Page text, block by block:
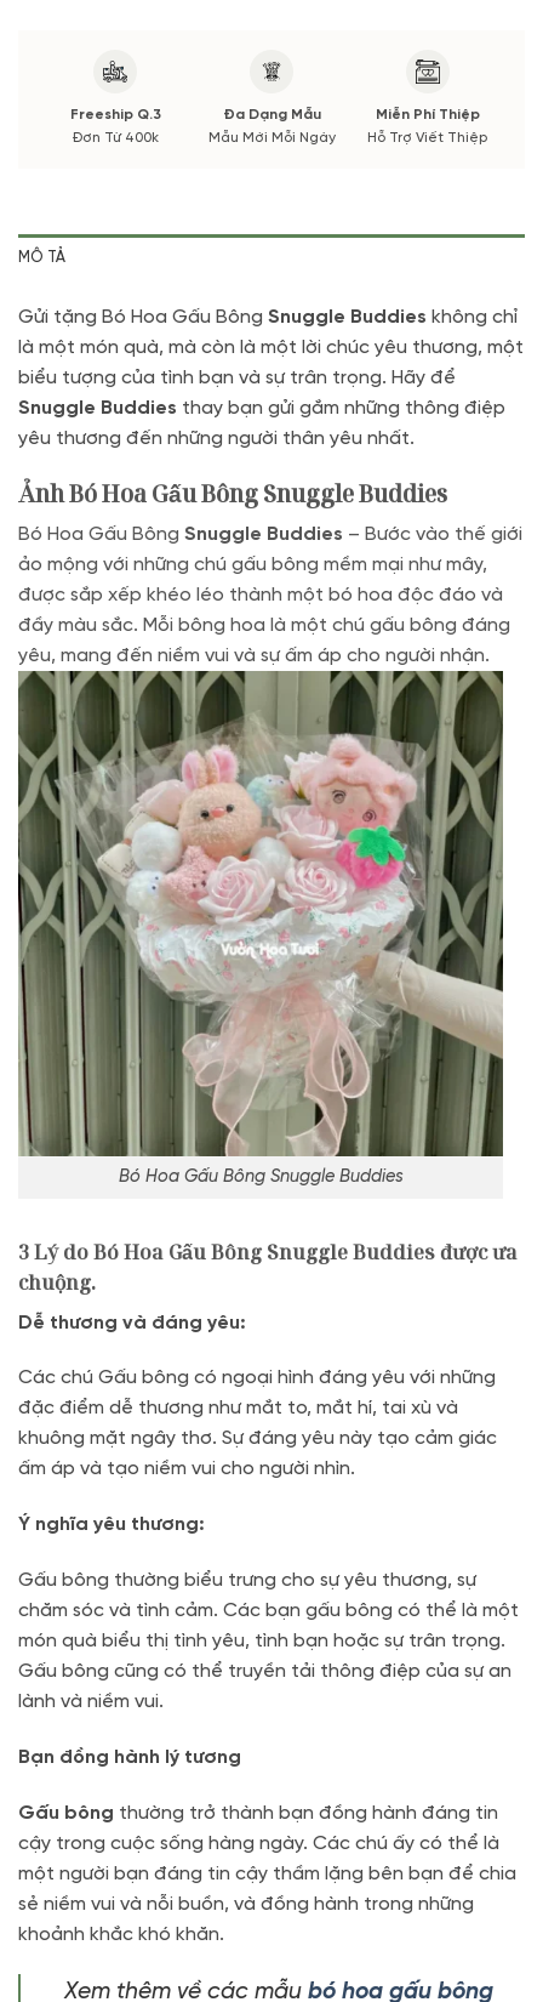
Freeship Q.3
Đơn Từ 400k
Đa Dạng Mẫu
Mẫu Mới Mỗi Ngày
Miễn Phí Thiệp
Hỗ Trợ Viết Thiệp
MÔ TẢ
Gửi tặng Bó Hoa Gấu Bông Snuggle Buddies không chỉ
là một món quà, mà còn là một lời chúc yêu thương, một
biểu tượng của tình bạn và sự trân trọng. Hãy để
Snuggle Buddies thay bạn gửi gắm những thông điệp
yêu thương đến những người thân yêu nhất.
Ảnh Bó Hoa Gấu Bông Snuggle Buddies
Bó Hoa Gấu Bông Snuggle Buddies – Bước vào thế giới
ảo mộng với những chú gấu bông mềm mại như mây,
được sắp xếp khéo léo thành một bó hoa độc đáo và
đầy màu sắc. Mỗi bông hoa là một chú gấu bông đáng
yêu, mang đến niềm vui và sự ấm áp cho người nhận.
Bó Hoa Gấu Bông Snuggle Buddies
3 Lý doBó Hoa Gấu Bông Snuggle Buddiesđược ưa
chuộng.
Dễ thương và đáng yêu:
Các chú Gấu bông có ngoại hình đáng yêu với những
đặc điểm dễ thương như mắt to, mắt hí, tai xù và
khuông mặt ngây thơ. Sự đáng yêu này tạo cảm giác
ấm áp và tạo niềm vui cho người nhìn.
Ý nghĩa yêu thương:
Gấu bông thường biểu trưng cho sự yêu thương, sự
chăm sóc và tình cảm. Các bạn gấu bông có thể là một
món quà biểu thị tình yêu, tình bạn hoặc sự trân trọng.
Gấu bông cũng có thể truyền tải thông điệp của sự an
lành và niềm vui.
Bạn đồng hành lý tương
Gấu bông thường trở thành bạn đồng hành đáng tin
cậy trong cuộc sống hàng ngày. Các chú ấy có thể là
một người bạn đáng tin cậy thầm lặng bên bạn để chia
sẻ niềm vui và nỗi buồn, và đồng hành trong những
khoảnh khắc khó khăn.
Xem thêm về các mẫu bó hoa gấu bông